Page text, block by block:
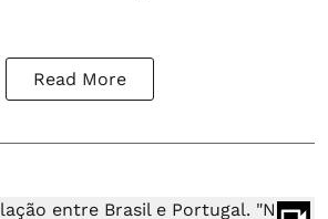
Read More